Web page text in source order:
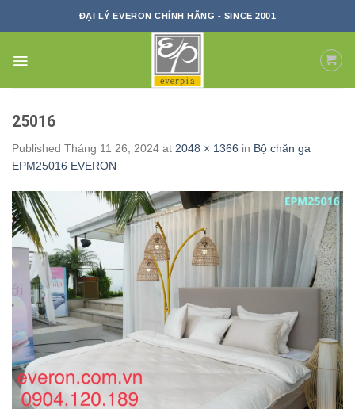
ĐẠI LÝ EVERON CHÍNH HÃNG - SINCE 2001
25016
Published Tháng 11 26, 2024 at 2048 × 1366 in Bộ chăn ga
EPM25016 EVERON